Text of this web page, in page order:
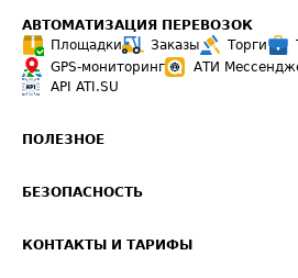
АВТОМАТИЗАЦИЯ ПЕРЕВОЗОК
Площадки
Заказы Торги
GPS-мониторинг
АТИ
API ATI.SU
ПОЛЕЗНОЕ
Звезды ATI.SU на вашем сайте
БЕЗОПАСНОСТЬ
КОНТАКТЫ И ТАРИФЫ